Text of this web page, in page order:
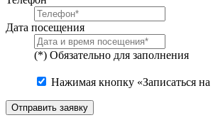
Дата посещения
(*) Обязательно для заполнения
Нажимая кнопку «Записаться
Отправить заявку